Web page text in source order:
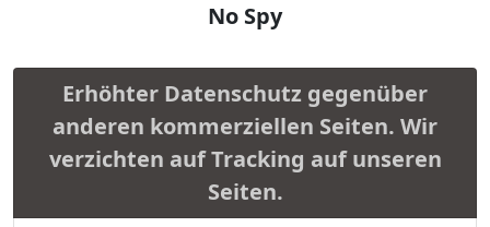
No Spy
Erhöhter Datenschutz gegenüber
anderen kommerziellen Seiten. Wir
verzichten auf Tracking auf unseren
Seiten.